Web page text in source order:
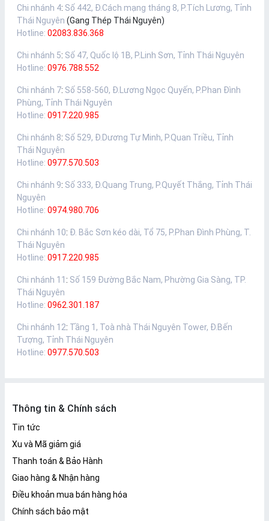
Chi nhánh 4: Số 442, Đ.Cách mạng tháng 8, P.Tích Lương, Tỉnh
Thái Nguyên (Gang Thép Thái Nguyên)
Hotline: 02083.836.368
Chi nhánh 5: Số 47, Quốc lộ 1B, P.Linh Sơn, Tỉnh Thái Nguyên
Hotline: 0976.788.552
Chi nhánh 7: Số 558-560, Đ.Lương Ngọc Quyến, P.Phan Đình
Phùng, Tỉnh Thái Nguyên
Hotline: 0917.220.985
Chi nhánh 8: Số 529, Đ.Dương Tự Minh, P.Quan Triều, Tỉnh
Thái Nguyên
Hotline: 0977.570.503
Chi nhánh 9: Số 333, Đ.Quang Trung, P.Quyết Thắng, Tỉnh Thái
Nguyên
Hotline: 0974.980.706
Chi nhánh 10: Đ. Bắc Sơn kéo dài, Tổ 75, P.Phan Đình Phùng, T.
Thái Nguyên
Hotline: 0917.220.985
Chi nhánh 11 : Số 159 Đường Bắc Nam, Phường Gia Sàng, TP.
Thái Nguyên
Hotline: 0962.301.187
Chi nhánh 12: Tầng 1, Toà nhà Thái Nguyên Tower, Đ.Bến
Tượng, Tỉnh Thái Nguyên
Hotline: 0977.570.503
Thông tin & Chính sách
Tin tức
Xu và Mã giảm giá
Thanh toán & Bảo Hành
Giao hàng & Nhận hàng
Điều khoản mua bán hàng hóa
Chính sách bảo mật